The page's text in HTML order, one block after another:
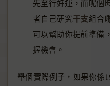
先至行好運，而呢個
者自己研究干支組合
可以幫助你提前準備
握機會。
舉個實際例子，如果你係